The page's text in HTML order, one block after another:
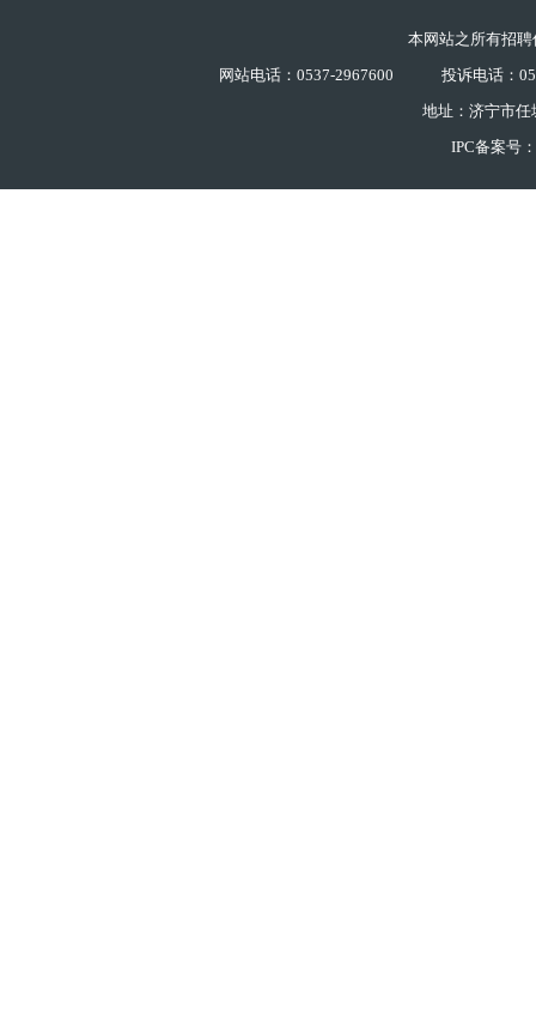
本网站之所有招
网站电话：0537-2967600
投诉电话：
地址：济宁市任
IPC备案号